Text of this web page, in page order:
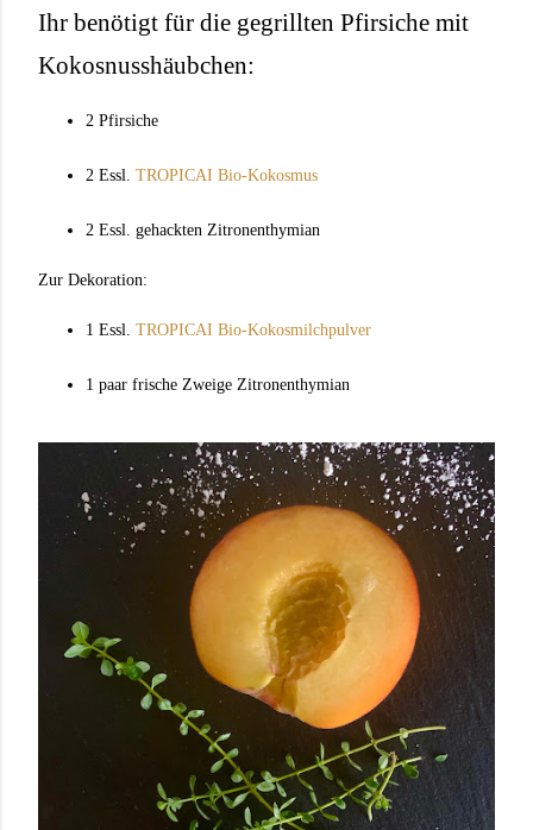
Ihr benötigt für die gegrillten Pfirsiche mit
Kokosnusshäubchen:
2 Pfirsiche
2 Essl. TROPICAI Bio-Kokosmus
2 Essl. gehackten Zitronenthymian
Zur Dekoration:
1 Essl. TROPICAI Bio-Kokosmilchpulver
1 paar frische Zweige Zitronenthymian